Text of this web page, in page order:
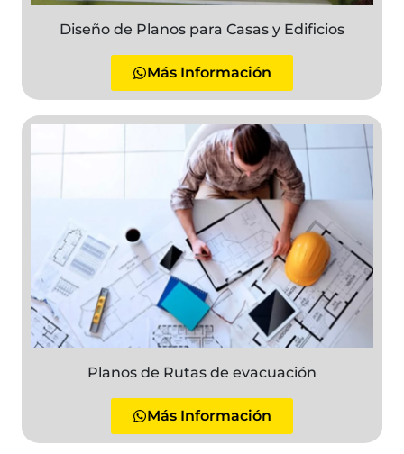
Diseño de Planos para Casas y Edificios
Más Información
Planos de Rutas de evacuación
Más Información